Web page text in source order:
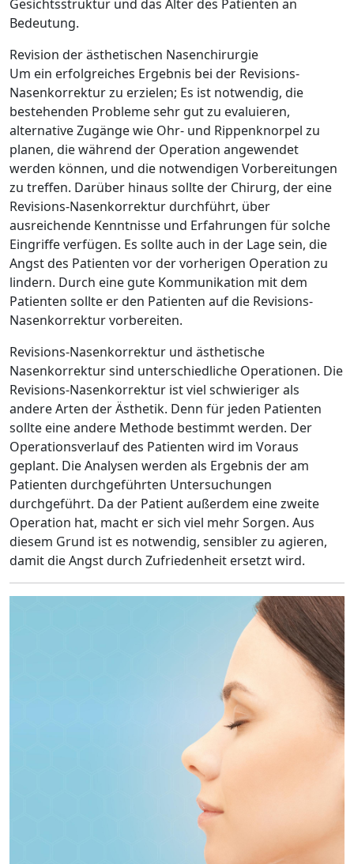
Gesichtsstruktur und das Alter des Patienten an
Bedeutung.
Revision der ästhetischen Nasenchirurgie
Um ein erfolgreiches Ergebnis bei der Revisions-
Nasenkorrektur zu erzielen; Es ist notwendig, die
bestehenden Probleme sehr gut zu evaluieren,
alternative Zugänge wie Ohr- und Rippenknorpel zu
planen, die während der Operation angewendet
werden können, und die notwendigen Vorbereitungen
zu treffen. Darüber hinaus sollte der Chirurg, der eine
Revisions-Nasenkorrektur durchführt, über
ausreichende Kenntnisse und Erfahrungen für solche
Eingriffe verfügen. Es sollte auch in der Lage sein, die
Angst des Patienten vor der vorherigen Operation zu
lindern. Durch eine gute Kommunikation mit dem
Patienten sollte er den Patienten auf die Revisions-
Nasenkorrektur vorbereiten.
Revisions-Nasenkorrektur und ästhetische
Nasenkorrektur sind unterschiedliche Operationen. Die
Revisions-Nasenkorrektur ist viel schwieriger als
andere Arten der Ästhetik. Denn für jeden Patienten
sollte eine andere Methode bestimmt werden. Der
Operationsverlauf des Patienten wird im Voraus
geplant. Die Analysen werden als Ergebnis der am
Patienten durchgeführten Untersuchungen
durchgeführt. Da der Patient außerdem eine zweite
Operation hat, macht er sich viel mehr Sorgen. Aus
diesem Grund ist es notwendig, sensibler zu agieren,
damit die Angst durch Zufriedenheit ersetzt wird.